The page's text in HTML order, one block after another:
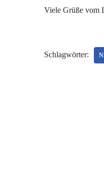
Viele Grüße vom
Schlagwörter: